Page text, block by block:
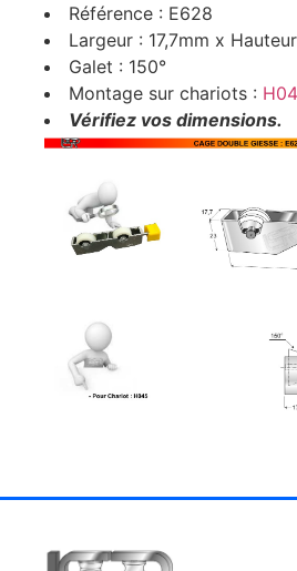
Référence : E628
Largeur : 17,7mm x
Galet : 150°
Montage sur chariots :
Vérifiez vos dimensions.